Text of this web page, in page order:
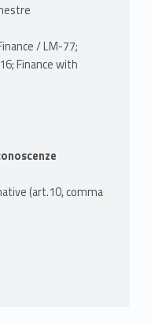
/ LM-77;
Finance with
(art.10, comma